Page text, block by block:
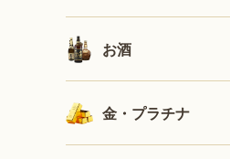
お酒
金・プラチナ